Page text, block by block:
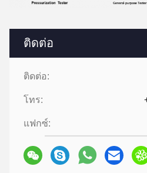
ติดต่อ
ติดต่อ:
โทร:
แฟกซ์: